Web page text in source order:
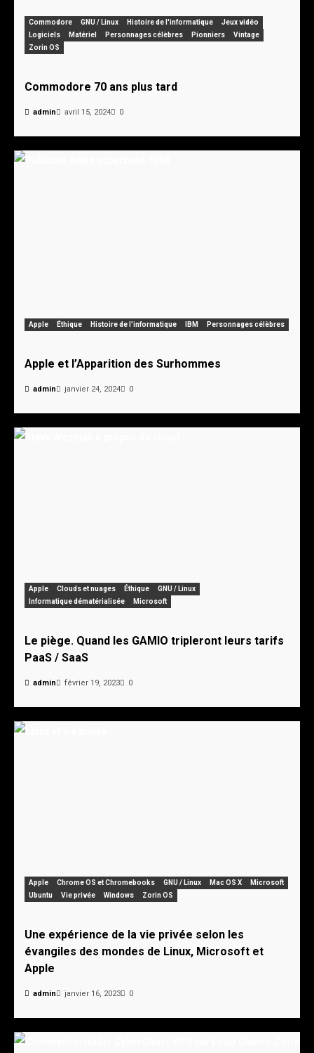
Commodore GNU / Linux Histoire de l'informatique
Jeux vidéo
Logiciels
Matériel Personnages célèbres Pionniers
Vintage
Zorin OS
Commodore 70 ans plus tard
admin avril 15, 2024 0
Apple Éthique Histoire de l'informatique IBM Personnages célèbres
Apple et l’Apparition des Surhommes
admin janvier 24, 2024 0
Apple Clouds et nuages Éthique
GNU / Linux
Informatique dématérialisée
Microsoft
Le piège. Quand les GAMIO tripleront leurs tarifs
PaaS / SaaS
admin février 19, 2023 0
Apple Chrome OS et Chromebooks GNU / Linux Mac OS X
Microsoft
Ubuntu
Vie privée Windows Zorin OS
Une expérience de la vie privée selon les
évangiles des mondes de Linux, Microsoft et
Apple
admin janvier 16, 2023 0